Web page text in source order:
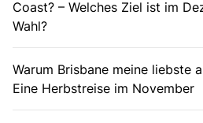
Coast? – Welches Ziel ist im
Wahl?
Warum Brisbane meine liebste
Eine Herbstreise im November